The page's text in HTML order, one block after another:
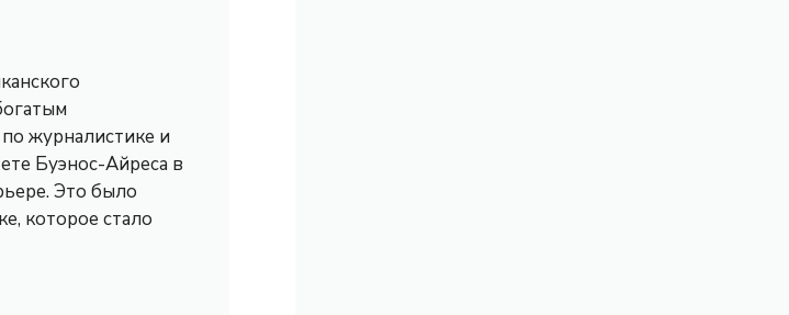
журналистике и
Буэнос-Айреса в
Это было
которое стало